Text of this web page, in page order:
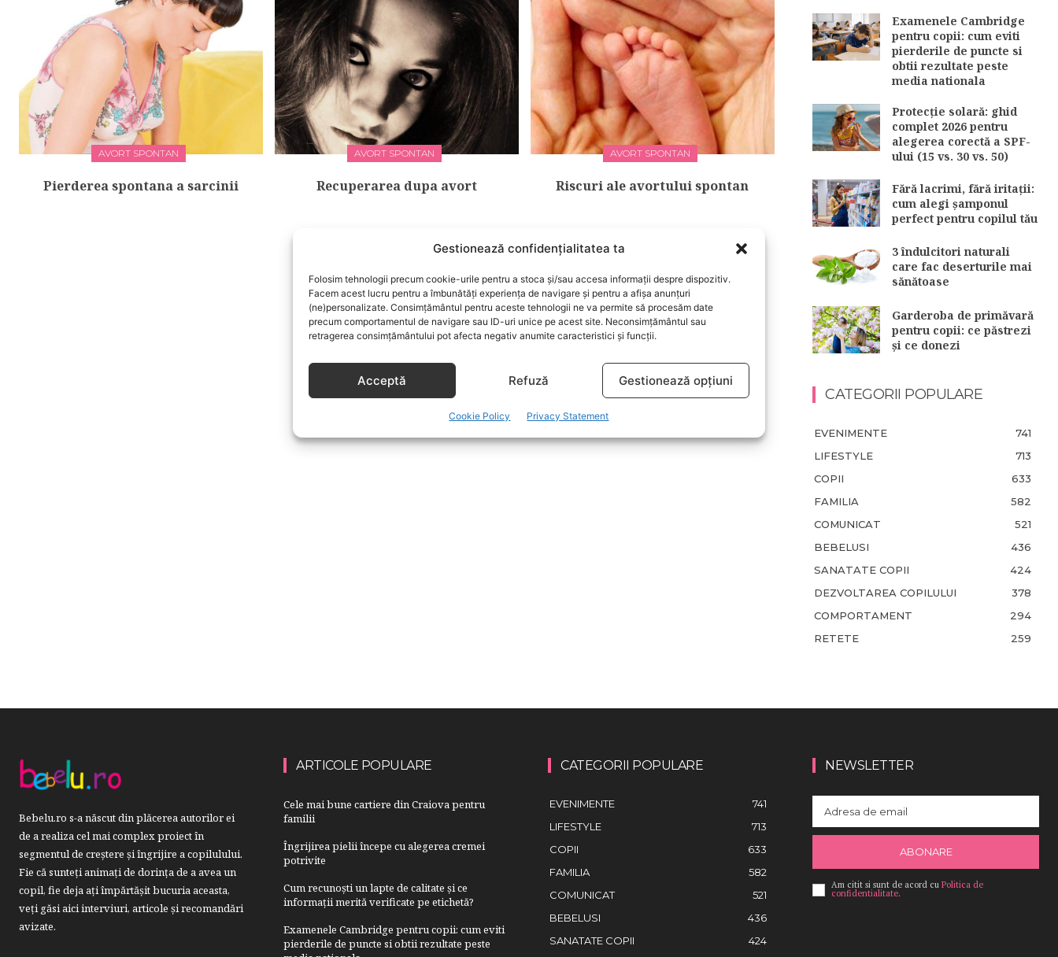
Gestionează confidențialitatea ta
Folosim tehnologii precum cookie-urile pentru a stoca și/sau accesa informații despre dispozitiv.
Facem acest lucru pentru a îmbunătăți experiența de navigare și pentru a afișa anunțuri
(ne)personalizate. Consimțământul pentru aceste tehnologii ne va permite să procesăm date
precum comportamentul de navigare sau ID-uri unice pe acest site. Neconsimțământul sau
retragerea consimțământului pot afecta negativ anumite caracteristici și funcții.
Acceptă Refuză Gestionează opțiuni
Cookie Policy Privacy Statement
AVORT SPONTAN
Pierderea spontana a sarcinii
AVORT SPONTAN
Recuperarea dupa avort
AVORT SPONTAN
Riscuri ale avortului spontan
Examenele Cambridge
pentru copii: cum eviti
pierderile de puncte si
obtii rezultate peste
media nationala
Protecție solară: ghid
complet 2026 pentru
alegerea corectă a SPF-
ului (15 vs. 30 vs. 50)
Fără lacrimi, fără iritații:
cum alegi șamponul
perfect pentru copilul tău
3 îndulcitori naturali
care fac deserturile mai
sănătoase
Garderoba de primăvară
pentru copii: ce păstrezi
și ce donezi
CATEGORII POPULARE
EVENIMENTE
741
LIFESTYLE
713
COPII
633
FAMILIA
582
COMUNICAT
521
BEBELUSI
436
SANATATE COPII
424
DEZVOLTAREA COPILULUI
378
COMPORTAMENT
294
RETETE
259
Bebelu.ro s-a născut din plăcerea autorilor ei
de a realiza cel mai complex proiect în
segmentul de creştere şi îngrijire a copilulului.
Fie că sunteţi animaţi de dorinţa de a avea un
copil, fie deja aţi împărtăşit bucuria aceasta,
veți găsi aici interviuri, articole şi recomandări
avizate.
ARTICOLE POPULARE
Cele mai bune cartiere din Craiova pentru
familii
Îngrijirea pielii începe cu alegerea cremei
potrivite
Cum recunoști un lapte de calitate și ce
informații merită verificate pe etichetă?
Examenele Cambridge pentru copii: cum eviti
pierderile de puncte si obtii rezultate peste
CATEGORII POPULARE
EVENIMENTE
741
LIFESTYLE
713
COPII
633
FAMILIA
582
COMUNICAT
521
BEBELUSI
436
SANATATE COPII
424
NEWSLETTER
ABONARE
Am citit si sunt de acord cu Politica de
confidentialitate.